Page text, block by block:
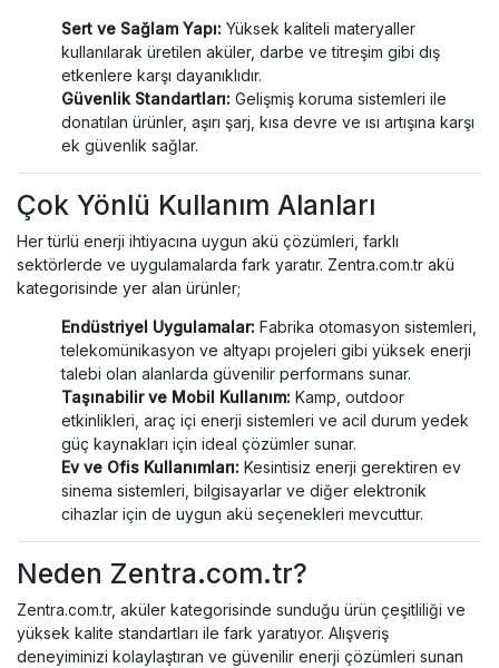
Sert ve Sağlam Yapı: Yüksek kaliteli materyaller
kullanılarak üretilen aküler, darbe ve titreşim gibi dış
etkenlere karşı dayanıklıdır.
Güvenlik Standartları: Gelişmiş koruma sistemleri ile
donatılan ürünler, aşırı şarj, kısa devre ve ısı artışına karşı
ek güvenlik sağlar.
Çok Yönlü Kullanım Alanları
Her türlü enerji ihtiyacına uygun akü çözümleri, farklı
sektörlerde ve uygulamalarda fark yaratır. Zentra.com.tr akü
kategorisinde yer alan ürünler;
Endüstriyel Uygulamalar: Fabrika otomasyon sistemleri,
telekomünikasyon ve altyapı projeleri gibi yüksek enerji
talebi olan alanlarda güvenilir performans sunar.
Taşınabilir ve Mobil Kullanım: Kamp, outdoor
etkinlikleri, araç içi enerji sistemleri ve acil durum yedek
güç kaynakları için ideal çözümler sunar.
Ev ve Ofis Kullanımları: Kesintisiz enerji gerektiren ev
sinema sistemleri, bilgisayarlar ve diğer elektronik
cihazlar için de uygun akü seçenekleri mevcuttur.
Neden Zentra.com.tr?
Zentra.com.tr, aküler kategorisinde sunduğu ürün çeşitliliği ve
yüksek kalite standartları ile fark yaratıyor. Alışveriş
deneyiminizi kolaylaştıran ve güvenilir enerji çözümleri sunan